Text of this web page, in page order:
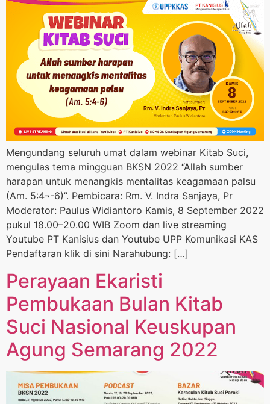
Mengundang seluruh umat dalam webinar Kitab Suci,
mengulas tema mingguan BKSN 2022 “Allah sumber
harapan untuk menangkis mentalitas keagamaan palsu
(Am. 5:4¬-6)”. Pembicara: Rm. V. Indra Sanjaya, Pr
Moderator: Paulus Widiantoro Kamis, 8 September 2022
pukul 18.00–20.00 WIB Zoom dan live streaming
Youtube PT Kanisius dan Youtube UPP Komunikasi KAS
Pendaftaran klik di sini Narahubung: […]
Perayaan Ekaristi
Pembukaan Bulan Kitab
Suci Nasional Keuskupan
Agung Semarang 2022